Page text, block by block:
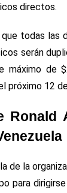
directos.
todas las
serán
máximo de
próximo 12
Ronald
de la
para